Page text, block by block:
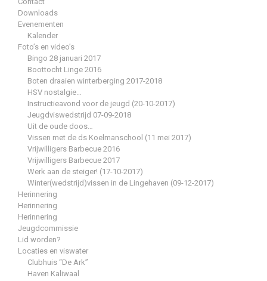
Downloads
Evenementen
Kalender
Foto’s en video’s
Bingo 28 januari 2017
Boottocht Linge 2016
Boten draaien winterberging 2017-2018
HSV nostalgie…
Instructieavond voor de jeugd (20-10-2017)
Jeugdviswedstrijd 07-09-2018
Uit de oude doos…
Vissen met de ds Koelmanschool (11 mei 2017)
Vrijwilligers Barbecue 2016
Vrijwilligers Barbecue 2017
Werk aan de steiger! (17-10-2017)
Winter(wedstrijd)vissen in de Lingehaven (09-12-2017)
Herinnering
Herinnering
Herinnering
Jeugdcommissie
Lid worden?
Locaties en viswater
Clubhuis “De Ark”
Haven Kaliwaal